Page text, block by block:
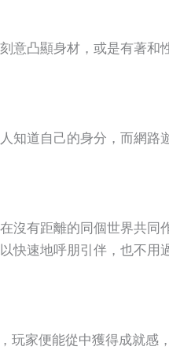
意凸顯身材，或是有著和
知道自己的身分，而網路
沒有距離的同個世界共同
快速地呼朋引伴，也不用
家便能從中獲得成就感